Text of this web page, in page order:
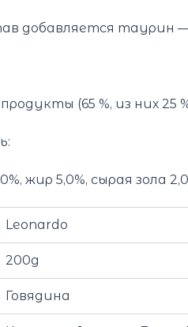
добавляется таурин
(65 %, из них 25
жир 5,0%, сырая зола
Leonardo
200g
Говядина